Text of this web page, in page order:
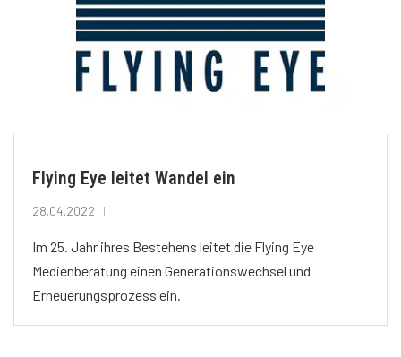
Flying Eye leitet Wandel ein
28.04.2022
Im 25. Jahr ihres Bestehens leitet die Flying Eye
Medienberatung einen Generationswechsel und
Erneuerungsprozess ein.